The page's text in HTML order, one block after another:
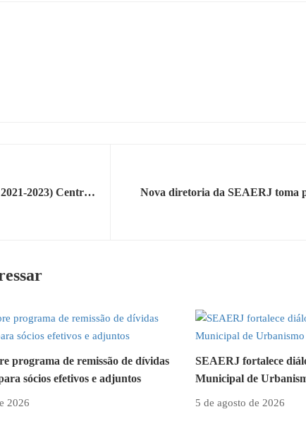
2023) Centro
Nova diretoria da SEAERJ toma
programa de remissão de dívidas
sócios efetivos e adjuntos
2026
SEAERJ fortalece
Municipal de
5 de agosto de 2026